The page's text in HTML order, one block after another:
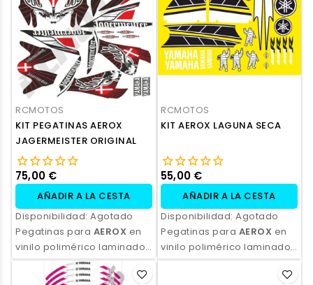
profesional y opción de
personalización.
profesional y opción de
personalización.
RCMOTOS
KIT PEGATINAS AEROX
JAGERMEISTER ORIGINAL
75,00 €
AÑADIR A LA CESTA
Disponibilidad: Agotado
Pegatinas para AEROX en
vinilo polimérico laminado,
impresas con tinta
ecosolvente. Alta
RCMOTOS
KIT AEROX LAGUNA SECA
55,00 €
AÑADIR A LA CESTA
Disponibilidad: Agotado
Pegatinas para AEROX en
vinilo polimérico laminado,
impresas con tinta